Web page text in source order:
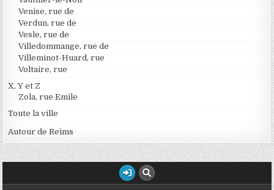
Venise, rue de
Verdun, rue de
Vesle, rue de
Villedommange, rue de
Villeminot-Huard, rue
Voltaire, rue
X, Y et Z
Zola, rue Emile
Toute la ville
Autour de Reims